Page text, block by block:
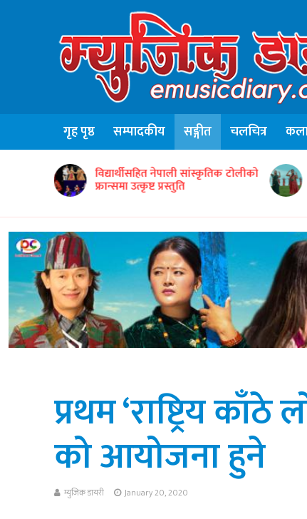
गृह पृष्ठ सम्पादकीय सङ्गीत चलचित्र
गीतकार भट्टराईको रचनामा तिज गीत
‘तिजको रन्को’
प्रथम ‘राष्ट्रिय
को आयोजना हुने
म्युजिक डायरी January 20, 2020